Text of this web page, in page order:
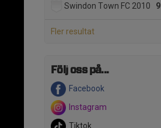
9
Swindon Town FC 2010
Fler resultat
Följ oss på...
Facebook
Instagram
Tiktok